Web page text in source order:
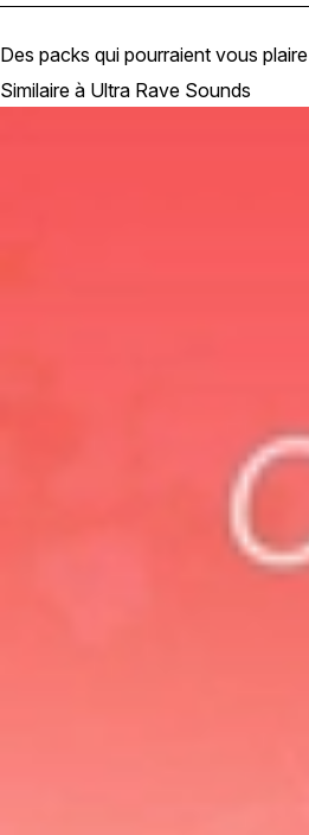
Des packs qui pourraient vous plaire
Similaire à Ultra Rave Sounds